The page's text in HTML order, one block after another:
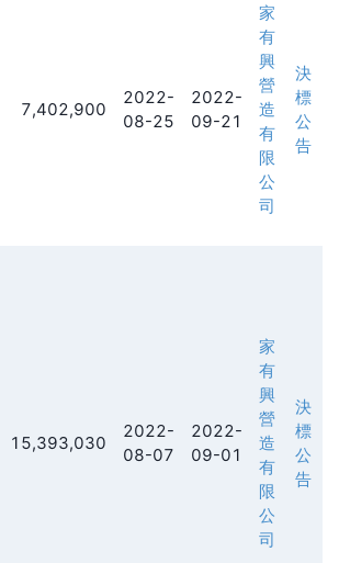
7,402,900
2022-
08-25
2022-
09-21
家
有
興
營
造
有
限
公
司
決
標
公
告
15,393,030
2022-
08-07
2022-
09-01
家
有
興
營
造
有
限
公
司
決
標
公
告